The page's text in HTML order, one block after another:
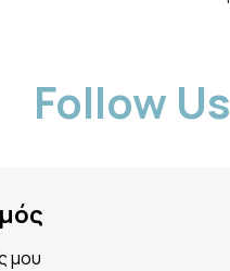
Follow Us
μου